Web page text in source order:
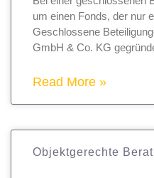
um einen Fonds, der nur
Geschlossene
GmbH & Co. KG
Read More »
Objektgerechte